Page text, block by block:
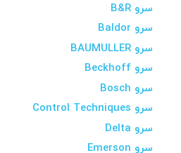
سرو B&R
سرو Baldor
سرو BAUMULLER
سرو Beckhoff
سرو Bosch
سرو Control Techniques
سرو Delta
سرو Emerson